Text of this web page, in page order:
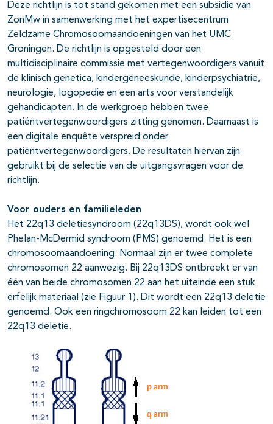
Deze richtlijn is tot stand gekomen met een subsidie van
ZonMw in samenwerking met het expertisecentrum
Zeldzame Chromosoomaandoeningen van het UMC
Groningen. De richtlijn is opgesteld door een
multidisciplinaire commissie met vertegenwoordigers vanuit
de klinisch genetica, kindergeneeskunde, kinderpsychiatrie,
neurologie, logopedie en een arts voor verstandelijk
gehandicapten. In de werkgroep hebben twee
patiëntvertegenwoordigers zitting genomen. Daarnaast is
een digitale enquête verspreid onder
patiëntvertegenwoordigers. De resultaten hiervan zijn
gebruikt bij de selectie van de uitgangsvragen voor de
richtlijn.
Voor ouders en familieleden
Het 22q13 deletiesyndroom (22q13DS), wordt ook wel
Phelan-McDermid syndroom (PMS) genoemd. Het is een
chromosoomaandoening. Normaal zijn er twee complete
chromosomen 22 aanwezig. Bij 22q13DS ontbreekt er van
één van beide chromosomen 22 aan het uiteinde een stuk
erfelijk materiaal (zie Figuur 1). Dit wordt een 22q13 deletie
genoemd. Ook een ringchromosoom 22 kan leiden tot een
22q13 deletie.